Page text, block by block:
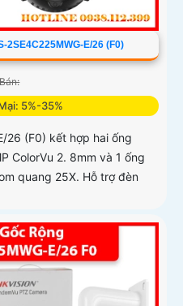
2SE4C225MWG-E/26 (F0)
5%-35%
26 (F0) kết hợp hai ống
ColorVu 2. 8mm và 1 ống
quang 25X. Hỗ trợ đèn